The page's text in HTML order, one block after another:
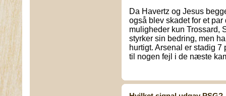
Da Havertz og Jesus
også blev skadet for et
muligheder kun Trossard,
styrker sin bedring, men
hurtigt. Arsenal er stadig
til nogen fejl i de næste